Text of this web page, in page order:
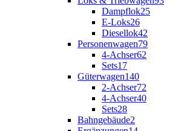
Dampflok25
E-Loks26
Diesellok42
Personenwagen79
4-Achser62
Sets17
Güterwagen140
2-Achser72
4-Achser40
Sets28
Bahngebäude2